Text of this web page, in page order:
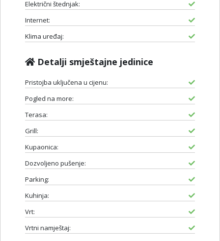
Električni štednjak:
Internet:
Klima uređaj:
Detalji smještajne jedinice
Pristojba uključena u cijenu:
Pogled na more:
Terasa:
Grill:
Kupaonica:
Dozvoljeno pušenje:
Parking:
Kuhinja:
Vrt:
Vrtni namještaj: